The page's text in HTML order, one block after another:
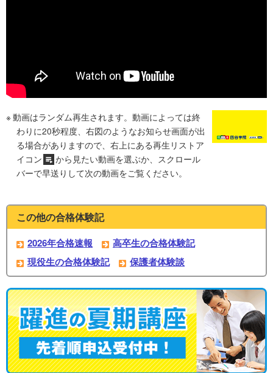
動画はランダム再生されます。動画によっては終
わりに20秒程度、右図のようなお知らせ画面が出
る場合がありますので、右上にある再生リストア
イコン
から見たい動画を選ぶか、スクロール
バーで早送りして次の動画をご覧ください。
この他の合格体験記
2026年合格速報
高卒生の合格体験記
現役生の合格体験記
保護者体験談